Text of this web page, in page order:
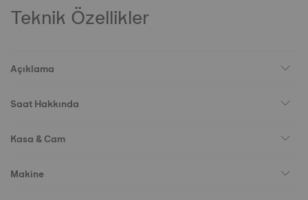
Teknik Özellikler
Açıklama
Saat Hakkında
Kasa & Cam
Makine